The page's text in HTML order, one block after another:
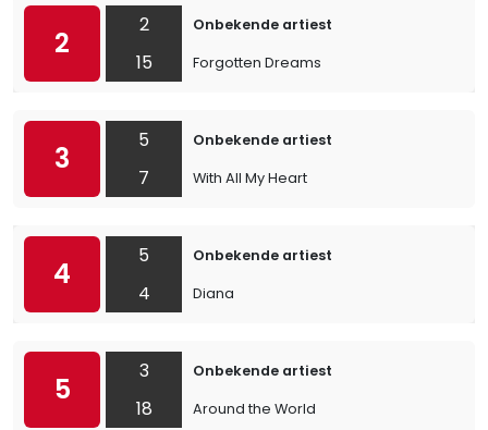
2
2
15
Onbekende artiest
Forgotten Dreams
3
5
7
Onbekende artiest
With All My Heart
4
5
4
Onbekende artiest
Diana
5
3
18
Onbekende artiest
Around the World